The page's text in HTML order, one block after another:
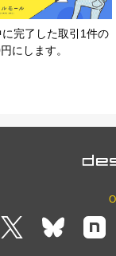
に完了した取引1件の
にします。